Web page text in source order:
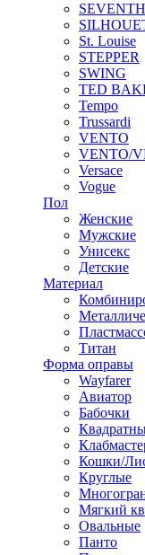
St. Louise
STEPPER
SWING
TED
Tempo
Trussardi
VENTO
VENTO/
Versace
Vogue
Пол
Женские
Мужские
Унисекс
Детские
Материал
Титан
Форма оправы
Wayfarer
Авиатор
Бабочки
Кошки/
Круглые
Мягкий
Овальные
Панто